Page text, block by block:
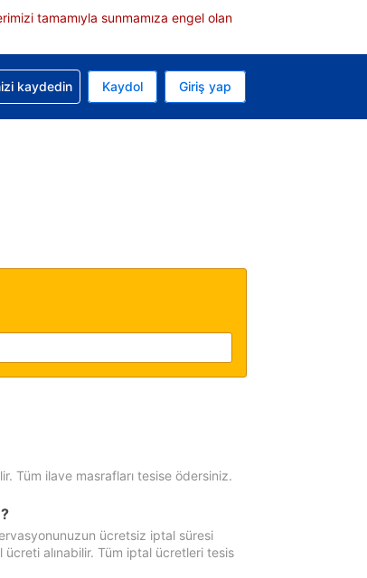
tamamıyla sunmamıza engel olan
para biriminiz Türk lirası
diliniz Türkçe
ilgili yardım alın
kaydedin Kaydol Giriş yap
Tüm ilave masrafları tesise ödersiniz.
ücretsiz iptal süresi
alınabilir. Tüm iptal ücretleri tesis